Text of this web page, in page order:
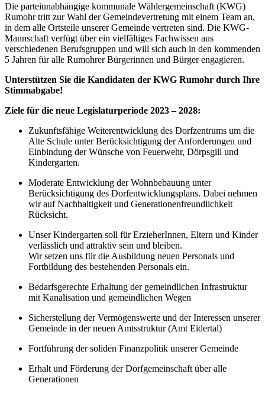
Die parteiunabhängige kommunale Wählergemeinschaft (KWG)
Rumohr tritt zur Wahl der Gemeindevertretung mit einem Team an,
in dem alle Ortsteile unserer Gemeinde vertreten sind. Die KWG-
Mannschaft verfügt über ein vielfältiges Fachwissen aus
verschiedenen Berufsgruppen und will sich auch in den kommenden
5 Jahren für alle Rumohrer Bürgerinnen und Bürger engagieren.
Unterstützen Sie die Kandidaten der KWG Rumohr durch Ihre
Stimmabgabe!
Ziele für die neue Legislaturperiode 2023 – 2028:
Zukunftsfähige Weiterentwicklung des Dorfzentrums um die
Alte Schule unter Berücksichtigung der Anforderungen und
Einbindung der Wünsche von Feuerwehr, Dörpsgill und
Kindergarten.
Moderate Entwicklung der Wohnbebauung unter
Berücksichtigung des Dorfentwicklungsplans. Dabei nehmen
wir auf Nachhaltigkeit und Generationenfreundlichkeit
Rücksicht.
Unser Kindergarten soll für ErzieherInnen, Eltern und Kinder
verlässlich und attraktiv sein und bleiben.
Wir setzen uns für die Ausbildung neuen Personals und
Fortbildung des bestehenden Personals ein.
Bedarfsgerechte Erhaltung der gemeindlichen Infrastruktur
mit Kanalisation und gemeindlichen Wegen
Sicherstellung der Vermögenswerte und der Interessen unserer
Gemeinde in der neuen Amtsstruktur (Amt Eidertal)
Fortführung der soliden Finanzpolitik unserer Gemeinde
Erhalt und Förderung der Dorfgemeinschaft über alle
Generationen